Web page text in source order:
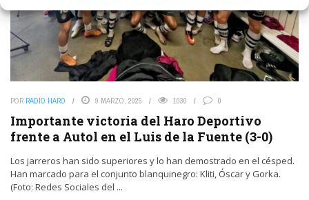
POR RADIO HARO 9 MARZO, 2025 1030 0
Importante victoria del Haro Deportivo
frente a Autol en el Luis de la Fuente (3-0)
Los jarreros han sido superiores y lo han demostrado en el césped.
Han marcado para el conjunto blanquinegro: Kliti, Óscar y Gorka.
(Foto: Redes Sociales del ...